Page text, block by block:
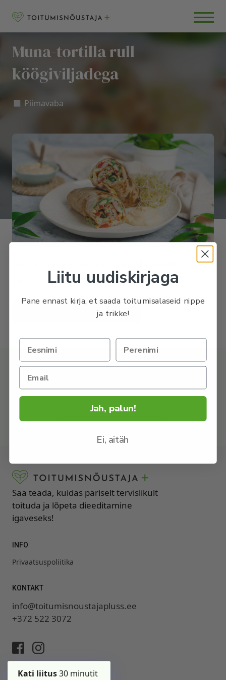
Kati liitus30 minutit
BLOGI
KKK
Muna-tortilla rull
köögiviljadega
◻️ Piimavaba
programmiga liitunutele.
LIITU PROGRAMMIGA
OSTA retseptikogumik, kust leiad 50+ tervislikku ja
imemaitsvat retsepti.
Saa teada, kuidas päriselt tervislikult
toituda ja lõpeta dieeditamine
igaveseks!
INFO
Privaatsuspoliitika
KONTAKT
info@toitumisnoustajapluss.ee
+372 522 3072
Liitu uudiskirjaga
Pane ennast kirja, et saada toitumisalaseid nippe
ja trikke!
Jah, palun!
Ei, aitäh